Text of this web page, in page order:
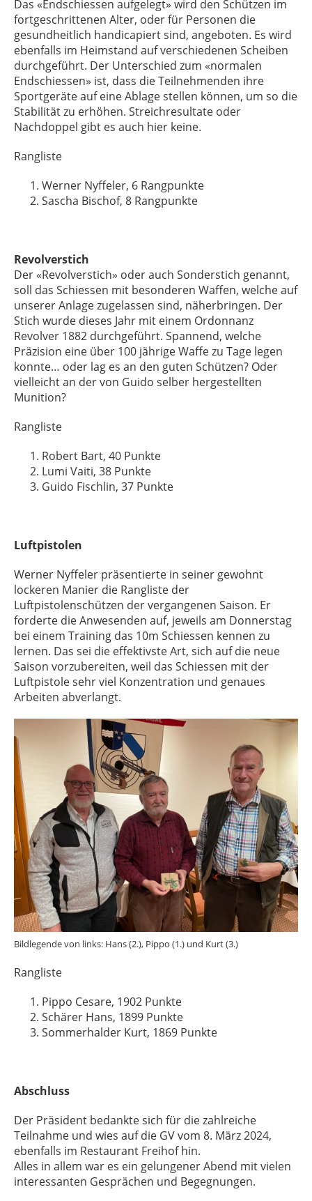
Das «Endschiessen aufgelegt» wird den Schützen im
fortgeschrittenen Alter, oder für Personen die
gesundheitlich handicapiert sind, angeboten. Es wird
ebenfalls im Heimstand auf verschiedenen Scheiben
durchgeführt. Der Unterschied zum «normalen
Endschiessen» ist, dass die Teilnehmenden ihre
Sportgeräte auf eine Ablage stellen können, um so die
Stabilität zu erhöhen. Streichresultate oder
Nachdoppel gibt es auch hier keine.
Rangliste
Werner Nyffeler, 6 Rangpunkte
Sascha Bischof, 8 Rangpunkte
Revolverstich
Der «Revolverstich» oder auch Sonderstich genannt,
soll das Schiessen mit besonderen Waffen, welche auf
unserer Anlage zugelassen sind, näherbringen. Der
Stich wurde dieses Jahr mit einem Ordonnanz
Revolver 1882 durchgeführt. Spannend, welche
Präzision eine über 100 jährige Waffe zu Tage legen
konnte… oder lag es an den guten Schützen? Oder
vielleicht an der von Guido selber hergestellten
Munition?
Rangliste
Robert Bart, 40 Punkte
Lumi Vaiti, 38 Punkte
Guido Fischlin, 37 Punkte
Luftpistolen
Werner Nyffeler präsentierte in seiner gewohnt
lockeren Manier die Rangliste der
Luftpistolenschützen der vergangenen Saison. Er
forderte die Anwesenden auf, jeweils am Donnerstag
bei einem Training das 10m Schiessen kennen zu
lernen. Das sei die effektivste Art, sich auf die neue
Saison vorzubereiten, weil das Schiessen mit der
Luftpistole sehr viel Konzentration und genaues
Arbeiten abverlangt.
Bildlegende von links: Hans (2.), Pippo (1.) und Kurt (3.)
Rangliste
Pippo Cesare, 1902 Punkte
Schärer Hans, 1899 Punkte
Sommerhalder Kurt, 1869 Punkte
Abschluss
Der Präsident bedankte sich für die zahlreiche
Teilnahme und wies auf die GV vom 8. März 2024,
ebenfalls im Restaurant Freihof hin.
Alles in allem war es ein gelungener Abend mit vielen
interessanten Gesprächen und Begegnungen.